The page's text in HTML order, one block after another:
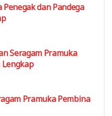
dan Pandega
Seragam Pramuka
Pramuka Pembina